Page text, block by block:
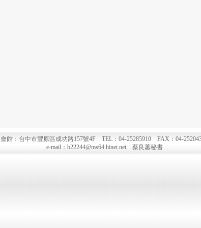
會館：台中市豐原區成功路157號4F TEL：04-25285910 FAX：04-
e-mail：b22244@ms64.hinet.net 蔡良蕙秘書